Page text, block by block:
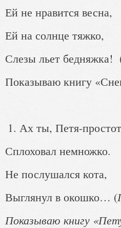
Ей не нравится весна,
Ей на солнце тяжко,
Слезы льет бедняжка!
Показываю книгу
Ах ты, Петя-
Сплоховал немножко.
Не послушался кота,
Выглянул в окошко… (
Показываю книгу